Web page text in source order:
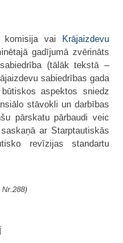
komisija vai Krājaizdevu
gadījumā zvērināts
(tālāk tekstā –
sabiedrības gada
aspektos sniedz
stāvokli un darbības
pārskatu pārbaudi veic
ar Starptautiskās
revīzijas standartu
Nr.288)